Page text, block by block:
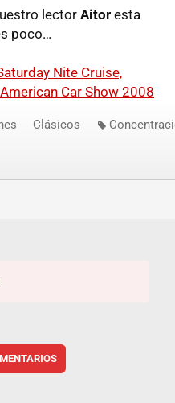
lector Aitor esta
poco…
Nite Cruise,
Car Show 2008
Clásicos